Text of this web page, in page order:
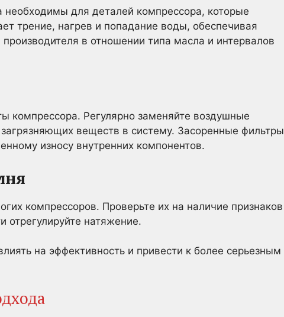
для деталей компрессора, которые
трение, нагрев и попадание воды, обеспечивая
в отношении типа масла и интервалов
компрессора. Регулярно заменяйте воздушные
веществ в систему. Засоренные фильтры
износу внутренних компонентов.
компрессоров. Проверьте их на наличие признаков
отрегулируйте натяжение.
на эффективность и привести к более серьезным